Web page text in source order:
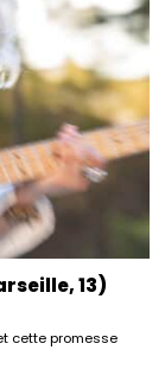
13)
cette promesse